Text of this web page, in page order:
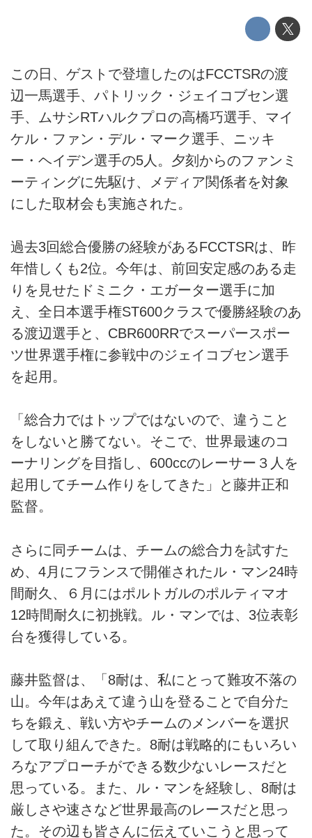
この日、ゲストで登壇したのはFCCTSRの渡
辺一馬選手、パトリック・ジェイコブセン選
手、ムサシRTハルクプロの高橋巧選手、マイ
ケル・ファン・デル・マーク選手、ニッキ
ー・ヘイデン選手の5人。夕刻からのファンミ
ーティングに先駆け、メディア関係者を対象
にした取材会も実施された。
過去3回総合優勝の経験があるFCCTSRは、昨
年惜しくも2位。今年は、前回安定感のある走
りを見せたドミニク・エガーター選手に加
え、全日本選手権ST600クラスで優勝経験のあ
る渡辺選手と、CBR600RRでスーパースポー
ツ世界選手権に参戦中のジェイコブセン選手
を起用。
「総合力ではトップではないので、違うこと
をしないと勝てない。そこで、世界最速のコ
ーナリングを目指し、600ccのレーサー３人を
起用してチーム作りをしてきた」と藤井正和
監督。
さらに同チームは、チームの総合力を試すた
め、4月にフランスで開催されたル・マン24時
間耐久、６月にはポルトガルのポルティマオ
12時間耐久に初挑戦。ル・マンでは、3位表彰
台を獲得している。
藤井監督は、「8耐は、私にとって難攻不落の
山。今年はあえて違う山を登ることで自分た
ちを鍛え、戦い方やチームのメンバーを選択
して取り組んできた。8耐は戦略的にもいろい
ろなアプローチができる数少ないレースだと
思っている。また、ル・マンを経験し、8耐は
厳しさや速さなど世界最高のレースだと思っ
た。その辺も皆さんに伝えていこうと思って